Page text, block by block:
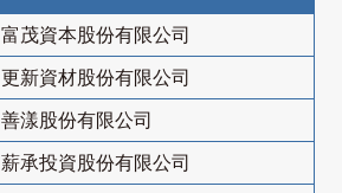
富茂資本股份有限公司
更新資材股份有限公司
善漾股份有限公司
薪承投資股份有限公司